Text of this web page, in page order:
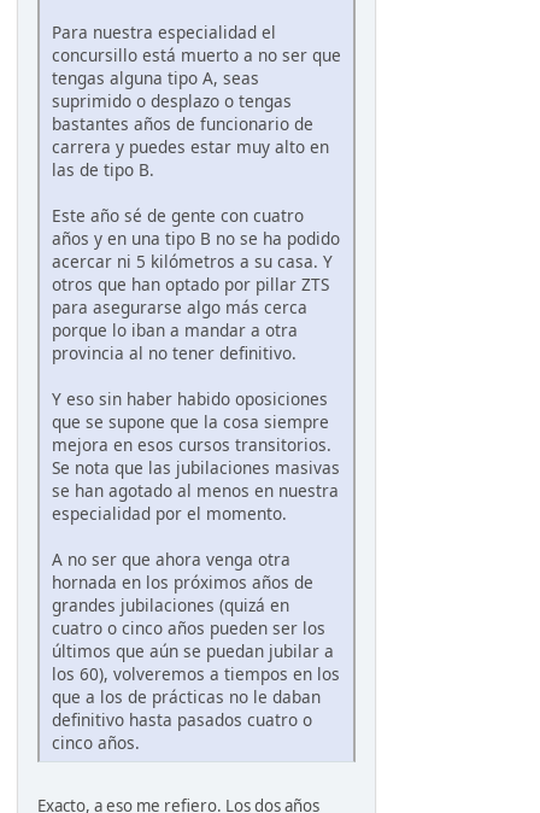
Para nuestra especialidad el
concursillo está muerto a no ser que
tengas alguna tipo A, seas
suprimido o desplazo o tengas
bastantes años de funcionario de
carrera y puedes estar muy alto en
las de tipo B.
Este año sé de gente con cuatro
años y en una tipo B no se ha podido
acercar ni 5 kilómetros a su casa. Y
otros que han optado por pillar ZTS
para asegurarse algo más cerca
porque lo iban a mandar a otra
provincia al no tener definitivo.
Y eso sin haber habido oposiciones
que se supone que la cosa siempre
mejora en esos cursos transitorios.
Se nota que las jubilaciones masivas
se han agotado al menos en nuestra
especialidad por el momento.
A no ser que ahora venga otra
hornada en los próximos años de
grandes jubilaciones (quizá en
cuatro o cinco años pueden ser los
últimos que aún se puedan jubilar a
los 60), volveremos a tiempos en los
que a los de prácticas no le daban
definitivo hasta pasados cuatro o
cinco años.
Exacto, a eso me refiero. Los dos años